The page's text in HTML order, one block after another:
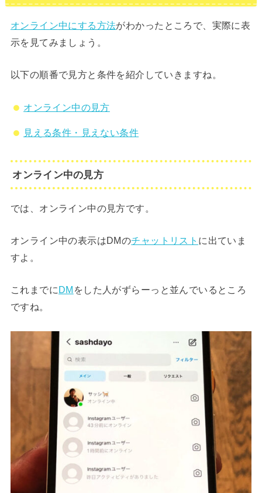
オンライン中にする方法がわかったところで、実際に表
示を見てみましょう。
以下の順番で見方と条件を紹介していきますね。
オンライン中の見方
見える条件・見えない条件
オンライン中の見方
では、オンライン中の見方です。
オンライン中の表示はDMのチャットリスト に出ていま
すよ。
これまでに DM をした人がずらーっと並んでいるところ
ですね。